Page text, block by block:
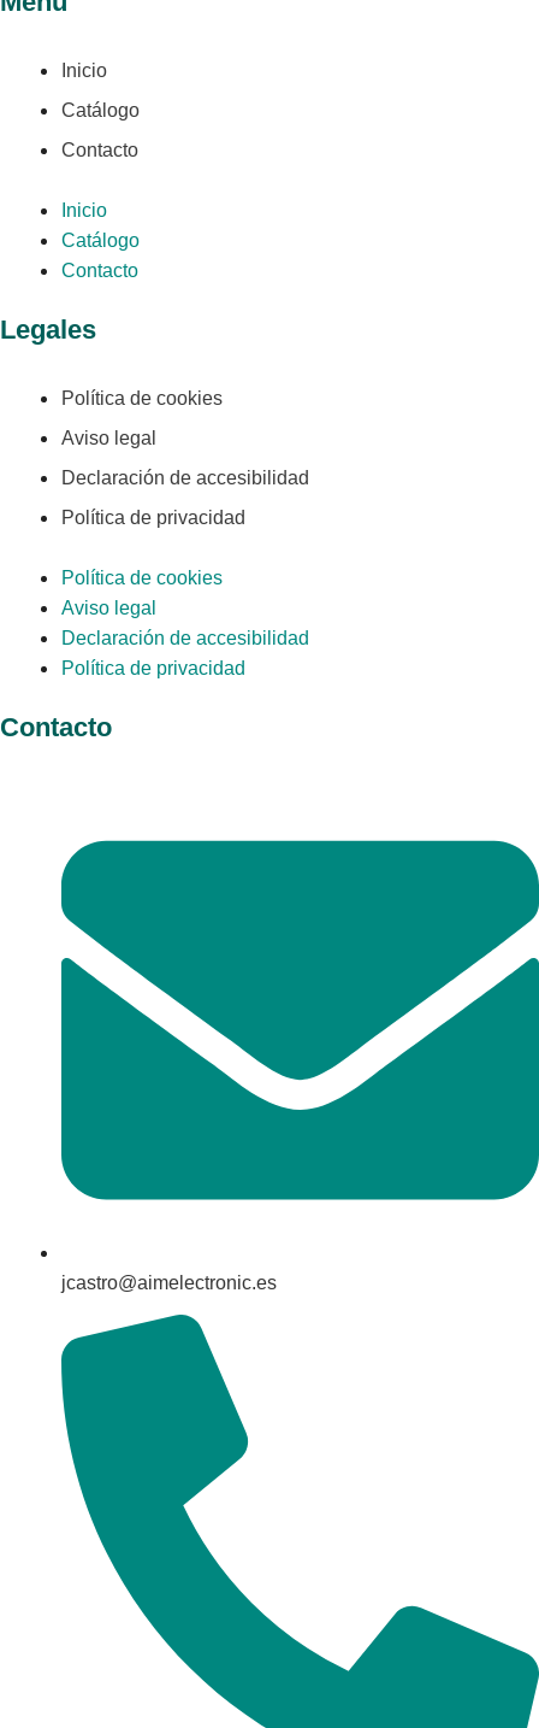
Inicio
Catálogo
Contacto
Inicio
Catálogo
Contacto
Legales
Política de cookies
Aviso legal
Declaración de accesibilidad
Política de privacidad
Política de cookies
Aviso legal
Declaración de accesibilidad
Política de privacidad
Contacto
jcastro@aimelectronic.es